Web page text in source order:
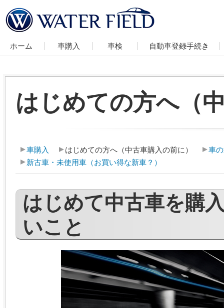
ホーム 車購入 車検 自動車登録手続き
はじめての方へ（
車購入 はじめての方へ（中古車購入の前に）
車
新古車・未使用車（お買い得な新車？）
はじめて中古車を購
いこと